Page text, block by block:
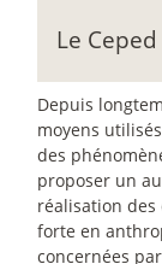
Le
Depuis
moyens
des
proposer un
réalisation
forte en
concernées